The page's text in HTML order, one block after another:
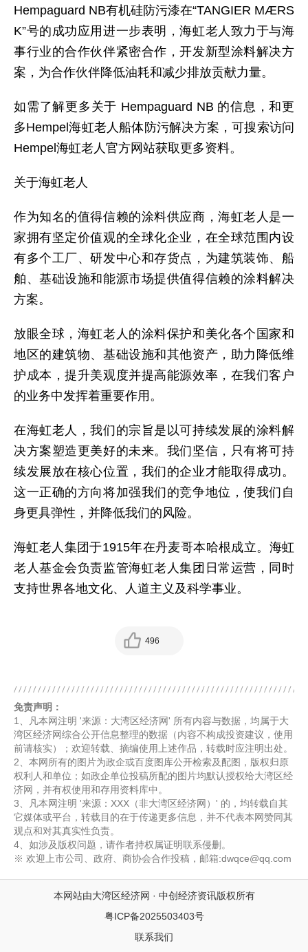
Hempaguard NB有机硅防污漆在“TANGIER MÆRS
K”号的成功应用进一步表明，海虹老人致力于与海
事行业的合作伙伴紧密合作，开发新型涂料解决方
案，为合作伙伴降低油耗和减少排放贡献力量。
如需了解更多关于 Hempaguard NB 的信息，和更
多Hempel海虹老人船体防污解决方案，可搜索访问
Hempel海虹老人官方网站获取更多资料。
关于海虹老人
作为知名的值得信赖的涂料供应商，海虹老人是一
家拥有坚定价值观的全球化企业，在全球范围内设
有多个工厂、研发中心和存货点，为建筑装饰、船
舶、基础设施和能源市场提供值得信赖的涂料解决
方案。
放眼全球，海虹老人的涂料保护和美化各个国家和
地区的建筑物、基础设施和其他资产，助力降低维
护成本，提升美观度并提高能源效率，在我们客户
的业务中发挥着重要作用。
在海虹老人，我们的宗旨是以可持续发展的涂料解
决方案塑造更美好的未来。我们坚信，只有将可持
续发展放在核心位置，我们的企业才能取得成功。
这一正确的方向将加强我们的竞争地位，使我们自
身更具弹性，并降低我们的风险。
海虹老人集团于1915年在丹麦哥本哈根成立。海虹
老人基金会负责监管海虹老人集团日常运营，同时
支持世界各地文化、人道主义及科学事业。
496
免责声明：
1、凡本网注明 '来源：大湾区经济网' 所有内容与数据，均属于大
湾区经济网综合公开信息整理的数据（内容不构成投资建议，使用
前请核实）；欢迎转载、摘编使用上述作品，转载时应注明出处。
2、本网所有的图片为政企或百度图库公开检索及配图，版权归原
权利人和单位；如政企单位投稿所配的图片均默认授权给大湾区经
济网，并有权使用和存用资料库中。
3、凡本网注明 '来源：XXX（非大湾区经济网）' 的，均转载自其
它媒体或平台，转载目的在于传递更多信息，并不代表本网赞同其
观点和对其真实性负责。
4、如涉及版权问题，请作者持权属证明联系侵删。
※ 欢迎上市公司、政府、商协会合作投稿，邮箱:dwqce@qq.com
本网站由大湾区经济网 · 中创经济资讯版权所有
粤ICP备2025503403号
联系我们